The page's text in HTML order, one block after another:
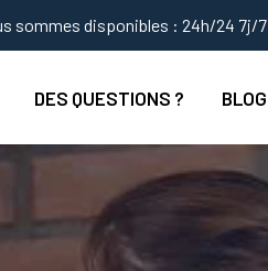
sommes disponibles : 24h/24 7j/7
DES QUESTIONS ? BLOG